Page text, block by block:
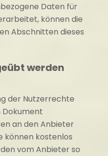
Daten für
können die
Abschnitten dieses
werden
der Nutzerrechte
Dokument
an den Anbieter
können kostenlos
vom Anbieter so